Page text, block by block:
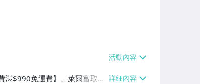
滿$990免運費】、萊爾富取貨